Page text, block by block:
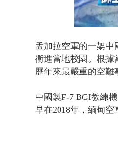
Unmute
孟加拉空軍的一架中
衝進當地校園。根據
歷年來最嚴重的空難
中國製F-7 BGI教練
早在2018年，緬甸空